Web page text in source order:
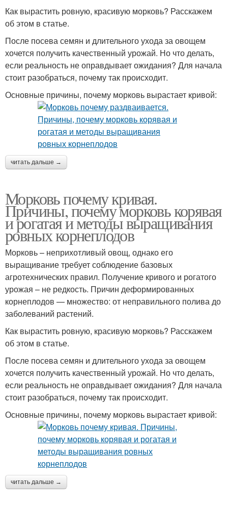
Как вырастить ровную, красивую морковь? Расскажем
об этом в статье.
После посева семян и длительного ухода за овощем
хочется получить качественный урожай. Но что делать,
если реальность не оправдывает ожидания? Для начала
стоит разобраться, почему так происходит.
Основные причины, почему морковь вырастает кривой:
читать дальше →
Морковь почему кривая.
Причины, почему морковь корявая
и рогатая и методы выращивания
ровных корнеплодов
Морковь – неприхотливый овощ, однако его
выращивание требует соблюдение базовых
агротехнических правил. Получение кривого и рогатого
урожая – не редкость. Причин деформированных
корнеплодов — множество: от неправильного полива до
заболеваний растений.
Как вырастить ровную, красивую морковь? Расскажем
об этом в статье.
После посева семян и длительного ухода за овощем
хочется получить качественный урожай. Но что делать,
если реальность не оправдывает ожидания? Для начала
стоит разобраться, почему так происходит.
Основные причины, почему морковь вырастает кривой:
читать дальше →